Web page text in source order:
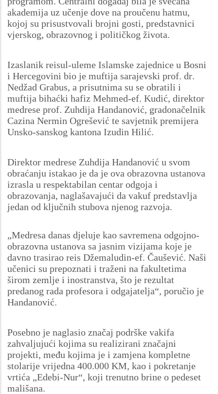
akademija uz učenje dove na proučenu hatmu,
kojoj su prisustvovali brojni gosti, predstavnici
vjerskog, obrazovnog i političkog života.
Izaslanik reisul-uleme Islamske zajednice u Bosni
i Hercegovini bio je muftija sarajevski prof. dr.
Nedžad Grabus, a prisutnima su se obratili i
muftija bihaćki hafiz Mehmed-ef. Kudić, direktor
medrese prof. Zuhdija Handanović, gradonačelnik
Cazina Nermin Ogrešević te savjetnik premijera
Unsko-sanskog kantona Izudin Hilić.
Direktor medrese Zuhdija Handanović u svom
obraćanju istakao je da je ova obrazovna ustanova
izrasla u respektabilan centar odgoja i
obrazovanja, naglašavajući da vakuf predstavlja
jedan od ključnih stubova njenog razvoja.
„Medresa danas djeluje kao savremena odgojno-
obrazovna ustanova sa jasnim vizijama koje je
davno trasirao reis Džemaludin-ef. Čaušević. Naši
učenici su prepoznati i traženi na fakultetima
širom zemlje i inostranstva, što je rezultat
predanog rada profesora i odgajatelja“, poručio je
Handanović.
Posebno je naglasio značaj podrške vakifa
zahvaljujući kojima su realizirani značajni
projekti, među kojima je i zamjena kompletne
stolarije vrijedna 400.000 KM, kao i pokretanje
vrtića „Edebi-Nur“, koji trenutno brine o pedeset
mališana.